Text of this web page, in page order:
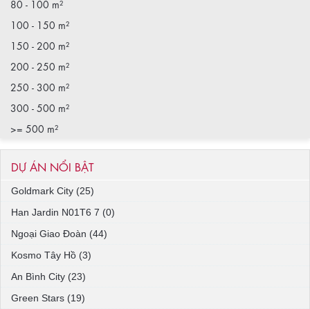
80 - 100 m²
100 - 150 m²
150 - 200 m²
200 - 250 m²
250 - 300 m²
300 - 500 m²
>= 500 m²
DỰ ÁN NỔI BẬT
Goldmark City (25)
Han Jardin N01T6 7 (0)
Ngoại Giao Đoàn (44)
Kosmo Tây Hồ (3)
An Bình City (23)
Green Stars (19)